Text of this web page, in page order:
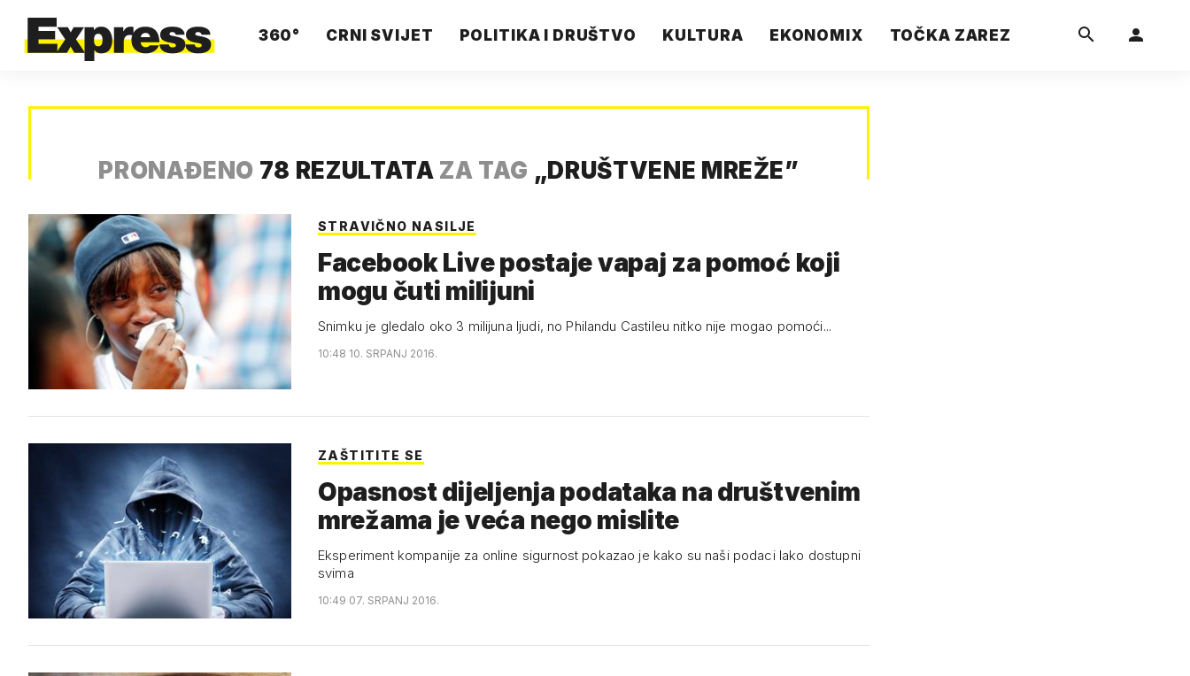
360° CRNI SVIJET POLITIKA I DRUŠTVO KULTURA EKONOMIX TOČKA ZAREZ
PRONAĐENO 78 REZULTATA ZA TAG „DRUŠTVENE MREŽE”
STRAVIČNO NASILJE
Facebook Live postaje vapaj za pomoć koji
mogu čuti milijuni
Snimku je gledalo oko 3 milijuna ljudi, no Philandu Castileu nitko nije mogao pomoći...
10:48 10. SRPANJ 2016.
ZAŠTITITE SE
Opasnost dijeljenja podataka na društvenim
mrežama je veća nego mislite
Eksperiment kompanije za online sigurnost pokazao je kako su naši podaci lako dostupni
svima
10:49 07. SRPANJ 2016.